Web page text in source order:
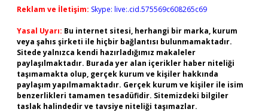
Reklam ve İletişim: Skype: live:.cid.575569c608265c69
Yasal Uyarı: Bu internet sitesi, herhangi bir marka, kurum
veya şahıs şirketi ile hiçbir bağlantısı bulunmamaktadır.
Sitede yalnızca kendi hazırladığımız makaleler
paylaşılmaktadır. Burada yer alan içerikler haber niteliği
taşımamakta olup, gerçek kurum ve kişiler hakkında
paylaşım yapılmamaktadır. Gerçek kurum ve kişiler ile isim
benzerlikleri tamamen tesadüfidir. Sitemizdeki bilgiler
taslak halindedir ve tavsiye niteliği taşımazlar.